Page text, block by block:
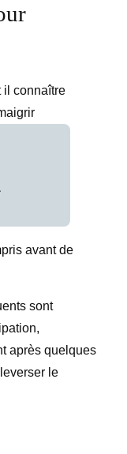
avant de
sont
après quelques
le